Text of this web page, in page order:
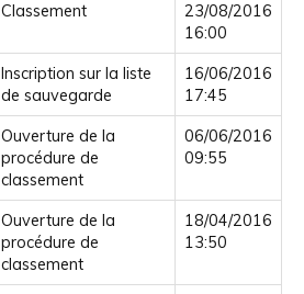
Classement
23/08/2016
16:00
Inscription sur la liste
de sauvegarde
16/06/2016
17:45
Ouverture de la
procédure de
classement
06/06/2016
09:55
Ouverture de la
procédure de
classement
18/04/2016
13:50